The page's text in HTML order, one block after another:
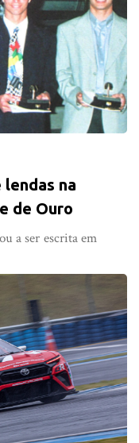
lendas na
de Ouro
a ser escrita em